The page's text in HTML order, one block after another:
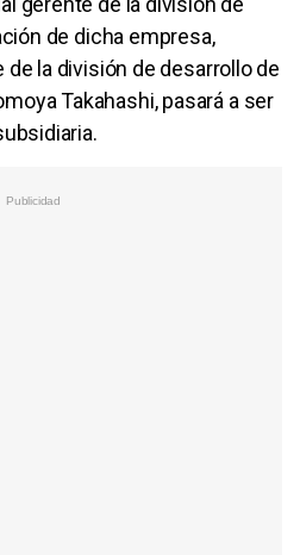
de dicha empresa,
la división de desarrollo de
Takahashi, pasará a ser